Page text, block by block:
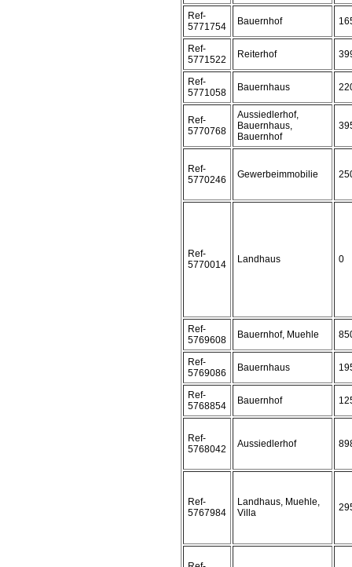
Ref-
5771754
Bauernhof
Ref-
5771522
Reiterhof
Ref-
5771058
Bauernhaus
Ref-
5770768
Aussiedlerhof,
Bauernhaus,
Bauernhof
Ref-
5770246
Gewerbeimmobilie
Ref-
5770014
Landhaus 0
Ref-
5769608
Bauernhof, Muehle
Ref-
5769086
Bauernhaus
Ref-
5768854
Bauernhof
Ref-
5768042
Aussiedlerhof
Ref-
5767984
Landhaus, Muehle,
Villa